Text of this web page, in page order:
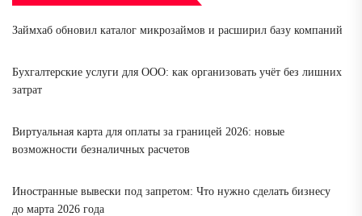
Займхаб обновил каталог микрозаймов и расширил базу компаний
Бухгалтерские услуги для ООО: как организовать учёт без лишних
затрат
Виртуальная карта для оплаты за границей 2026: новые
возможности безналичных расчетов
Иностранные вывески под запретом: Что нужно сделать бизнесу
до марта 2026 года